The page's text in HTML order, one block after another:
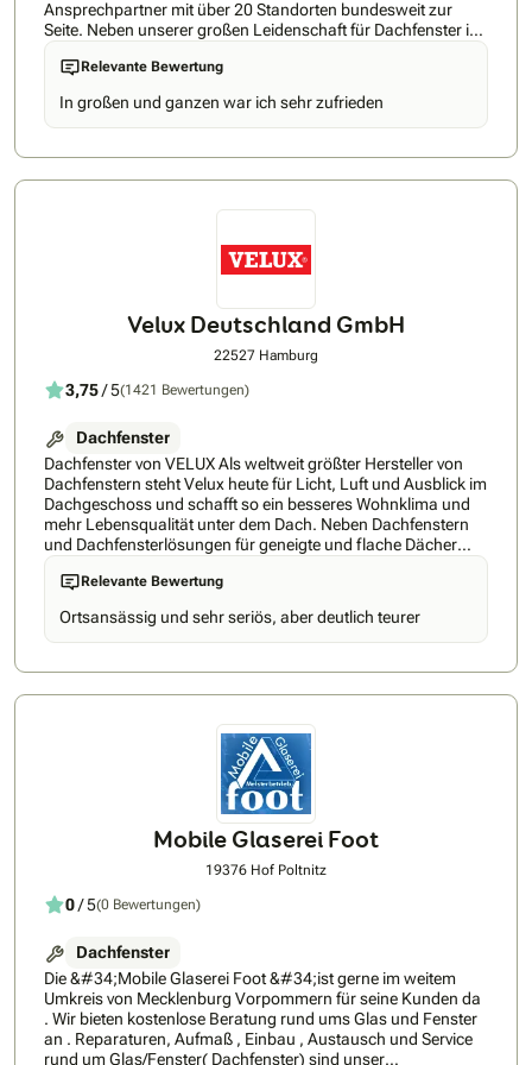
Ansprechpartner mit über 20 Standorten bundesweit zur
Seite. Neben unserer großen Leidenschaft für Dachfenster ist
es unser oberstes Ziel, die Bedürfnisse unserer Kunden
umfassend zu erfüllen – durch individuelle Lösungen und
Produkte höchster Qualität. Unsere Liebe für das
Nischenprodukt Dachfenster entdeckten wir schnell – und
fanden so unsere Bestimmung für den reibungslosen
Weltunternehmen FAKRO. Ob Flensburg oder München – mit
können wir schnelle Reaktionszeiten gewährleisten und
stellen eine flächendeckende Qualität sicher. Unsere
Relevante Bewertung
In großen und ganzen war ich sehr zufrieden
Velux Deutschland GmbH
22527 Hamburg
3,75/ 5(1421 Bewertungen)
Dachfenster
Dachfenster von VELUX Als weltweit größter Hersteller von
Dachfenstern steht Velux heute für Licht, Luft und Ausblick im
Dachgeschoss und schafft so ein besseres Wohnklima und
mehr Lebensqualität unter dem Dach. Neben Dachfenstern
und Dachfensterlösungen für geneigte und flache Dächer
bietet Velux auch Produkte für den Hitze- und Sonnenschutz
sowie Smart Home Lösungen. Entdecken Sie die
Produktvielfalt von VELUX und lassen Sie sich von uns
beraten. Buchen Sie ihre Beratung direkt hier beim VELUX
Beratungsservice: Bookings – – Outlook
Relevante Bewertung
Ortsansässig und sehr seriös, aber deutlich teurer
Mobile Glaserei Foot
19376 Hof Poltnitz
0/ 5(0 Bewertungen)
Dachfenster
Die &#34;Mobile Glaserei Foot &#34;ist gerne im weitem
Umkreis von Mecklenburg Vorpommern für seine Kunden da
. Wir bieten kostenlose Beratung rund ums Glas und Fenster
an . Reparaturen, Aufmaß , Einbau , Austausch und Service
rund um Glas/Fenster( Dachfenster) sind unser